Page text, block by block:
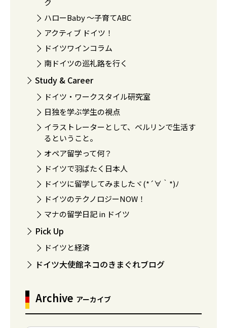
ハローBaby 〜子育てABC
アクティブ ドイツ！
ドイツワインコラム
南ドイツの巡礼路を行く
Study & Career
ドイツ・ワークスタイル研究室
日独を学ぶ学生の視点
イラストレーターとして、ベルリンで生活す
るということ。
オペア留学って何？
ドイツで羽ばたく日本人
ドイツに留学してみましたヾ(*´∀｀*)ﾉ
ドイツのテクノロジーNOW！
マナの留学日記 in ドイツ
Pick Up
ドイツと経済
ドイツ大使館ネコのきまぐれブログ
Archive アーカイブ